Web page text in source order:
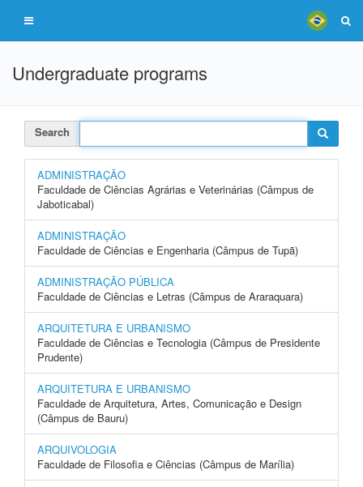
Undergraduate programs
Search
ADMINISTRAÇÃO
Faculdade de Ciências Agrárias e Veterinárias (Câmpus de
Jaboticabal)
ADMINISTRAÇÃO
Faculdade de Ciências e Engenharia (Câmpus de Tupã)
ADMINISTRAÇÃO PÚBLICA
Faculdade de Ciências e Letras (Câmpus de Araraquara)
ARQUITETURA E URBANISMO
Faculdade de Ciências e Tecnologia (Câmpus de Presidente
Prudente)
ARQUITETURA E URBANISMO
Faculdade de Arquitetura, Artes, Comunicação e Design
(Câmpus de Bauru)
ARQUIVOLOGIA
Faculdade de Filosofia e Ciências (Câmpus de Marília)